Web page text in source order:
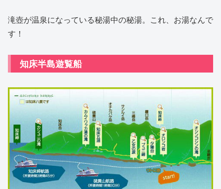
滝壺が温泉になっている秘湯中の秘湯。これ、お湯なんで
す！
知床半島遊覧船